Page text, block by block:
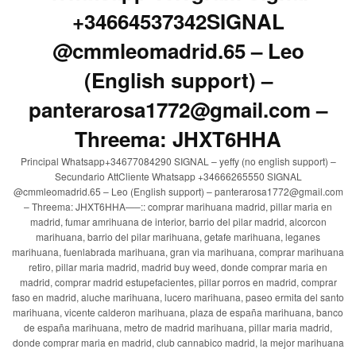
+34664537342SIGNAL
@cmmleomadrid.65 – Leo
(English support) –
panterarosa1772@gmail.com –
Threema: JHXT6HHA
Principal Whatsapp+34677084290 SIGNAL – yeffy (no english support) –
Secundario AttCliente Whatsapp +34666265550 SIGNAL
@cmmleomadrid.65 – Leo (English support) – panterarosa1772@gmail.com
– Threema: JHXT6HHA—–:: comprar marihuana madrid, pillar maria en
madrid, fumar amrihuana de interior, barrio del pilar madrid, alcorcon
marihuana, barrio del pilar marihuana, getafe marihuana, leganes
marihuana, fuenlabrada marihuana, gran via marihuana, comprar marihuana
retiro, pillar maria madrid, madrid buy weed, donde comprar maria en
madrid, comprar madrid estupefacientes, pillar porros en madrid, comprar
faso en madrid, aluche marihuana, lucero marihuana, paseo ermita del santo
marihuana, vicente calderon marihuana, plaza de españa marihuana, banco
de españa marihuana, metro de madrid marihuana, pillar maria madrid,
donde comprar maria en madrid, club cannabico madrid, la mejor marihuana